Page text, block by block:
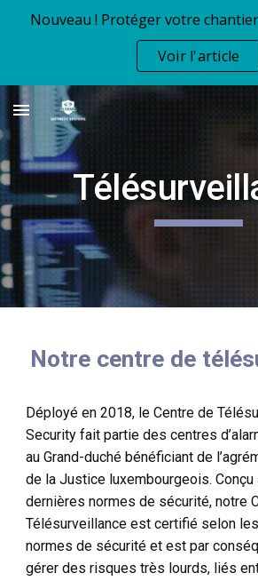
Skip to main content
Nouveau ! Protéger votre
Voir l'article
Notre centre de
Déployé en 2018, le Centre de
Security fait partie des centres
au Grand-duché bénéficiant de
de la Justice luxembourgeois.
dernières normes de sécurité, notre
Télésurveillance est certifié selon
normes de sécurité et est par
gérer des risques très lourds, liés